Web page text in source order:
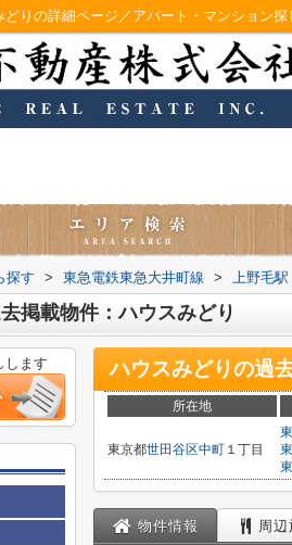
りの詳細ページ／アパート・マンション
探す > 東急電鉄東急大井町線 > 上野毛駅
掲載物件：ハウスみどり
ハウスみどりの過
所在地
東京都世田谷区中町 １丁目
物件情報 周
します